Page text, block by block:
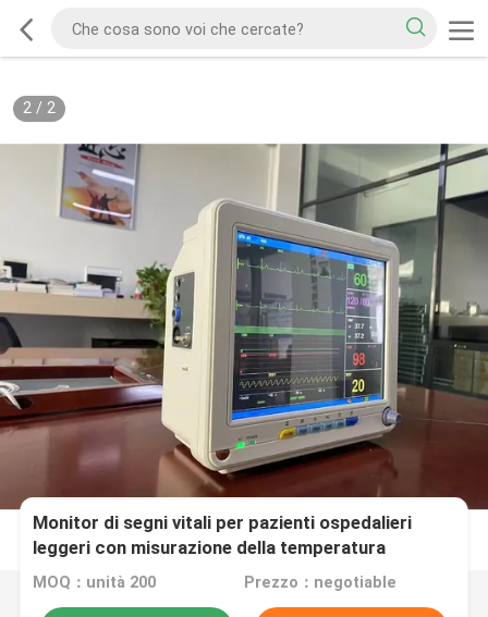
2/ 2
Monitor di segni vitali per pazienti ospedalieri
leggeri con misurazione della temperatura
dell'ECG SPO2 NIBP
MOQ：unità 200 Prezzo：negotiable